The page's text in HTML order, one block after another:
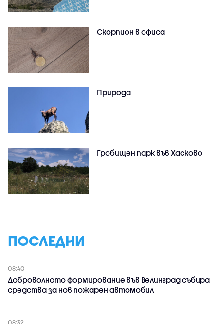
Скорпион в офиса
Природа
Гробищен парк във Хасково
ПОСЛЕДНИ
08:40
Доброволното формирование във Велинград събира
средства за нов пожарен автомобил
08:32